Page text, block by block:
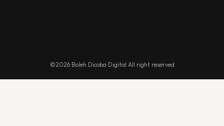
©2026 Boleh Dicoba Digital All right reserved